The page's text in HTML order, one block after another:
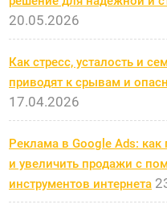
20.05.2026
Как стресс, усталость и
приводят к срывам и
17.04.2026
Реклама в Google Ads: как
и увеличить продажи с
инструментов интернета